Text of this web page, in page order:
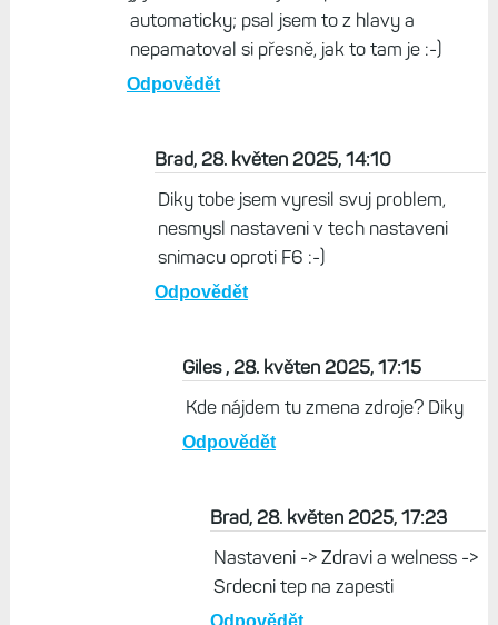
automaticky; psal jsem to z hlavy a
nepamatoval si přesně, jak to tam je :-)
Odpovědět
Brad, 28. květen 2025, 14:10
Diky tobe jsem vyresil svuj problem,
nesmysl nastaveni v tech nastaveni
snimacu oproti F6 :-)
Odpovědět
Giles , 28. květen 2025, 17:15
Kde nájdem tu zmena zdroje? Diky
Odpovědět
Brad, 28. květen 2025, 17:23
Nastaveni -> Zdravi a welness ->
Srdecni tep na zapesti